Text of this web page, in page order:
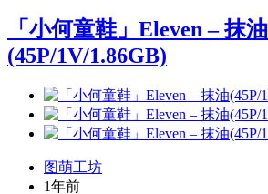
「小何童鞋」Eleven – 抹油
(45P/1V/1.86GB)
图萌工坊
1年前